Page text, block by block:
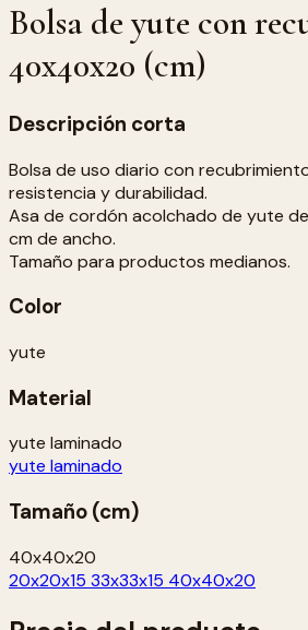
Bolsa de yute con
40x40x20 (cm)
Descripción corta
Bolsa de uso diario con
resistencia y durabilidad.
Asa de cordón acolchado de yute
cm de ancho.
Tamaño para productos medianos.
Color
yute
Material
yute laminado
yute laminado
Tamaño (cm)
40x40x20
20x20x15 33x33x15 40x40x20